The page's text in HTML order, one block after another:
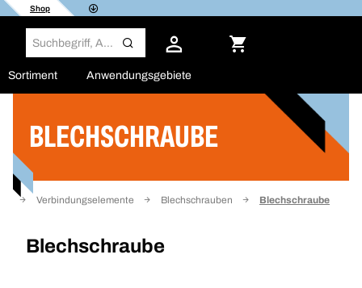
Shop
Sortiment Anwendungsgebiete
BLECHSCHRAUBE
Verbindungselemente Blechschrauben Blechschraube
Blechschraube
Filter